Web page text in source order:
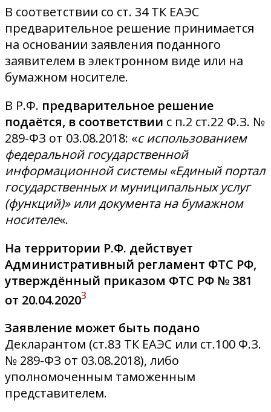
В соответствии со ст. 34 ТК ЕАЭС
предварительное решение принимается
на основании заявления поданного
заявителем в электронном виде или на
бумажном носителе.
В Р.Ф. предварительное решение
подаётся, в соответствии с п.2 ст.22 Ф.З. №
289-ФЗ от 03.08.2018: «с использованием
федеральной государственной
информационной системы «Единый портал
государственных и муниципальных услуг
(функций)» или документа на бумажном
носителе«.
На территории Р.Ф. действует
Административный регламент ФТС РФ,
утверждённый приказом ФТС РФ № 381
от 20.04.20203
Заявление может быть подано
Декларантом (ст.83 ТК ЕАЭС или ст.100 Ф.З.
№ 289-ФЗ от 03.08.2018), либо
уполномоченным таможенным
представителем.